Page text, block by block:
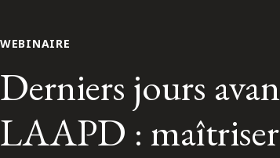
WEBINAIRE
Derniers jours
LAAPD :